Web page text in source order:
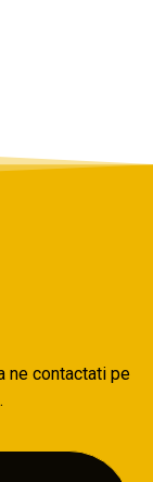
ne contactati pe